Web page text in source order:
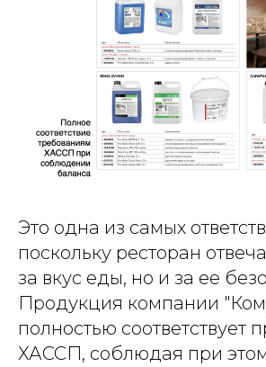
Это одна из самых
поскольку ресторан
за вкус еды, но и за ее
Продукция компании
полностью соответствует
ХАССП, соблюдая при